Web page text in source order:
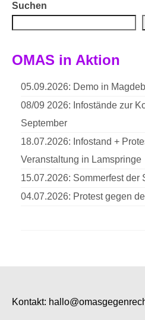
Suchen
OMAS in Aktion
05.09.2026: Demo in
08/09 2026: Infostände zur
September
18.07.2026: Infostand +
Veranstaltung in Lamspringe
15.07.2026: Sommerfest der
04.07.2026: Protest gegen
Kontakt: